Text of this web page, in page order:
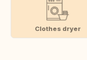
Clothes dryer